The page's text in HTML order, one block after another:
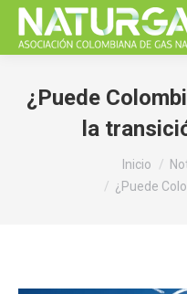
¿Puede
la
Inicio
¿Puede